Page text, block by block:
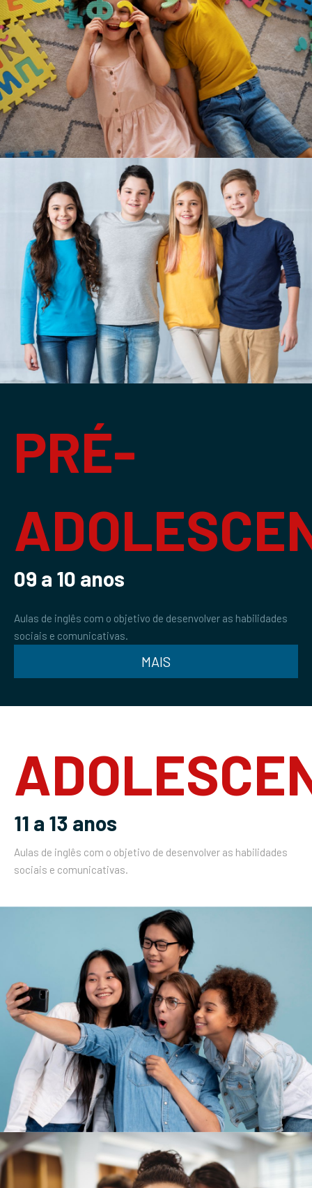
PRÉ-
09 a 10 anos
Aulas de inglês com o objetivo de desenvolver as habilidades
sociais e comunicativas.
MAIS
11 a 13 anos
Aulas de inglês com o objetivo de desenvolver as habilidades
sociais e comunicativas.